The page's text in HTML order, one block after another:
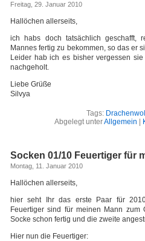
Freitag, 29. Januar 2010
Hallöchen allerseits,
ich habs doch tatsächlich geschafft,
Mannes fertig zu bekommen, so das er
Leider hab ich es bisher vergessen
nachgeholt.
Liebe Grüße
Silvya
Tags:
Abgelegt unterAllgemein
Socken 01/10 Feuertiger für
Montag, 11. Januar 2010
Hallöchen allerseits,
hier seht Ihr das erste Paar für
Feuertiger sind für meinen Mann zum
Socke schon fertig und die zweite
Hier nun die Feuertiger: